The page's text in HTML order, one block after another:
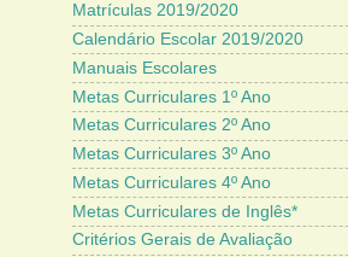
Matrículas 2019/2020
Calendário Escolar 2019/2020
Manuais Escolares
Metas Curriculares 1º Ano
Metas Curriculares 2º Ano
Metas Curriculares 3º Ano
Metas Curriculares 4º Ano
Metas Curriculares de Inglês*
Critérios Gerais de Avaliação